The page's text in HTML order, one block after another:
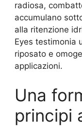
radiosa,
accumulano
alla ritenzione
Eyes testimonia
riposato e
applicazioni.
Una
principi